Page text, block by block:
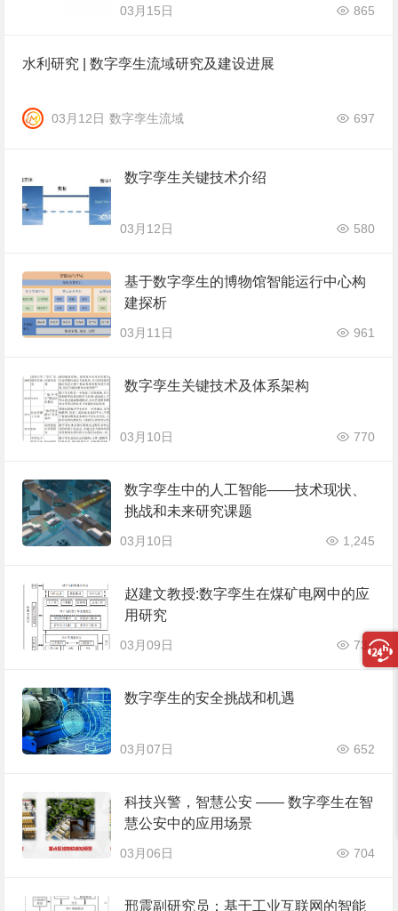
03月15日 865
水利研究 | 数字孪生流域研究及建设进展
03月12日 数字孪生流域 697
数字孪生关键技术介绍
03月12日 580
基于数字孪生的博物馆智能运行中心构
建探析
03月11日 961
数字孪生关键技术及体系架构
03月10日 770
数字孪生中的人工智能——技术现状、
挑战和未来研究课题
03月10日 1,245
赵建文教授:数字孪生在煤矿电网中的应
用研究
03月09日 731
数字孪生的安全挑战和机遇
03月07日 652
科技兴警，智慧公安 —— 数字孪生在智
慧公安中的应用场景
03月06日 704
邢震副研究员：基于工业互联网的智能